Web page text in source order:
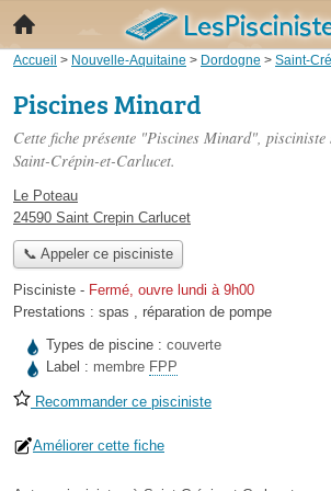
Accueil > Nouvelle-Aquitaine > Dordogne > Saint-
Piscines Minard
Cette fiche présente "Piscines Minard", pisciniste
Saint-Crépin-et-Carlucet.
Le Poteau
24590 Saint Crepin Carlucet
📞 Appeler ce pisciniste
Pisciniste - Fermé, ouvre lundi à 9h00
Prestations : spas , réparation de pompe
Types de piscine : couverte
Label : membre FPP
Recommander ce pisciniste
Améliorer cette fiche